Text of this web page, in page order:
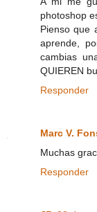
photoshop
Pienso que
aprende,
cambias
QUIEREN
Responder
Marc V.
Muchas
Responder